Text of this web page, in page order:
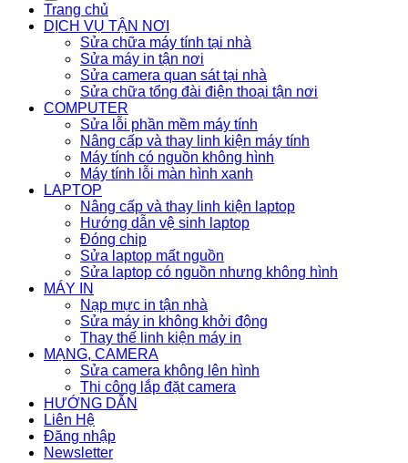
Trang chủ
DỊCH VỤ TẬN NƠI
Sửa chữa máy tính tại nhà
Sửa máy in tận nơi
Sửa camera quan sát tại nhà
Sửa chữa tổng đài điện thoại tận nơi
COMPUTER
Sửa lỗi phần mềm máy tính
Nâng cấp và thay linh kiện máy tính
Máy tính có nguồn không hình
Máy tính lỗi màn hình xanh
LAPTOP
Nâng cấp và thay linh kiện laptop
Hướng dẫn vệ sinh laptop
Đóng chip
Sửa laptop mất nguồn
Sửa laptop có nguồn nhưng không hình
MÁY IN
Nạp mực in tận nhà
Sửa máy in không khởi động
Thay thế linh kiện máy in
MẠNG, CAMERA
Sửa camera không lên hình
Thi công lắp đặt camera
HƯỚNG DẪN
Liên Hệ
Đăng nhập
Newsletter